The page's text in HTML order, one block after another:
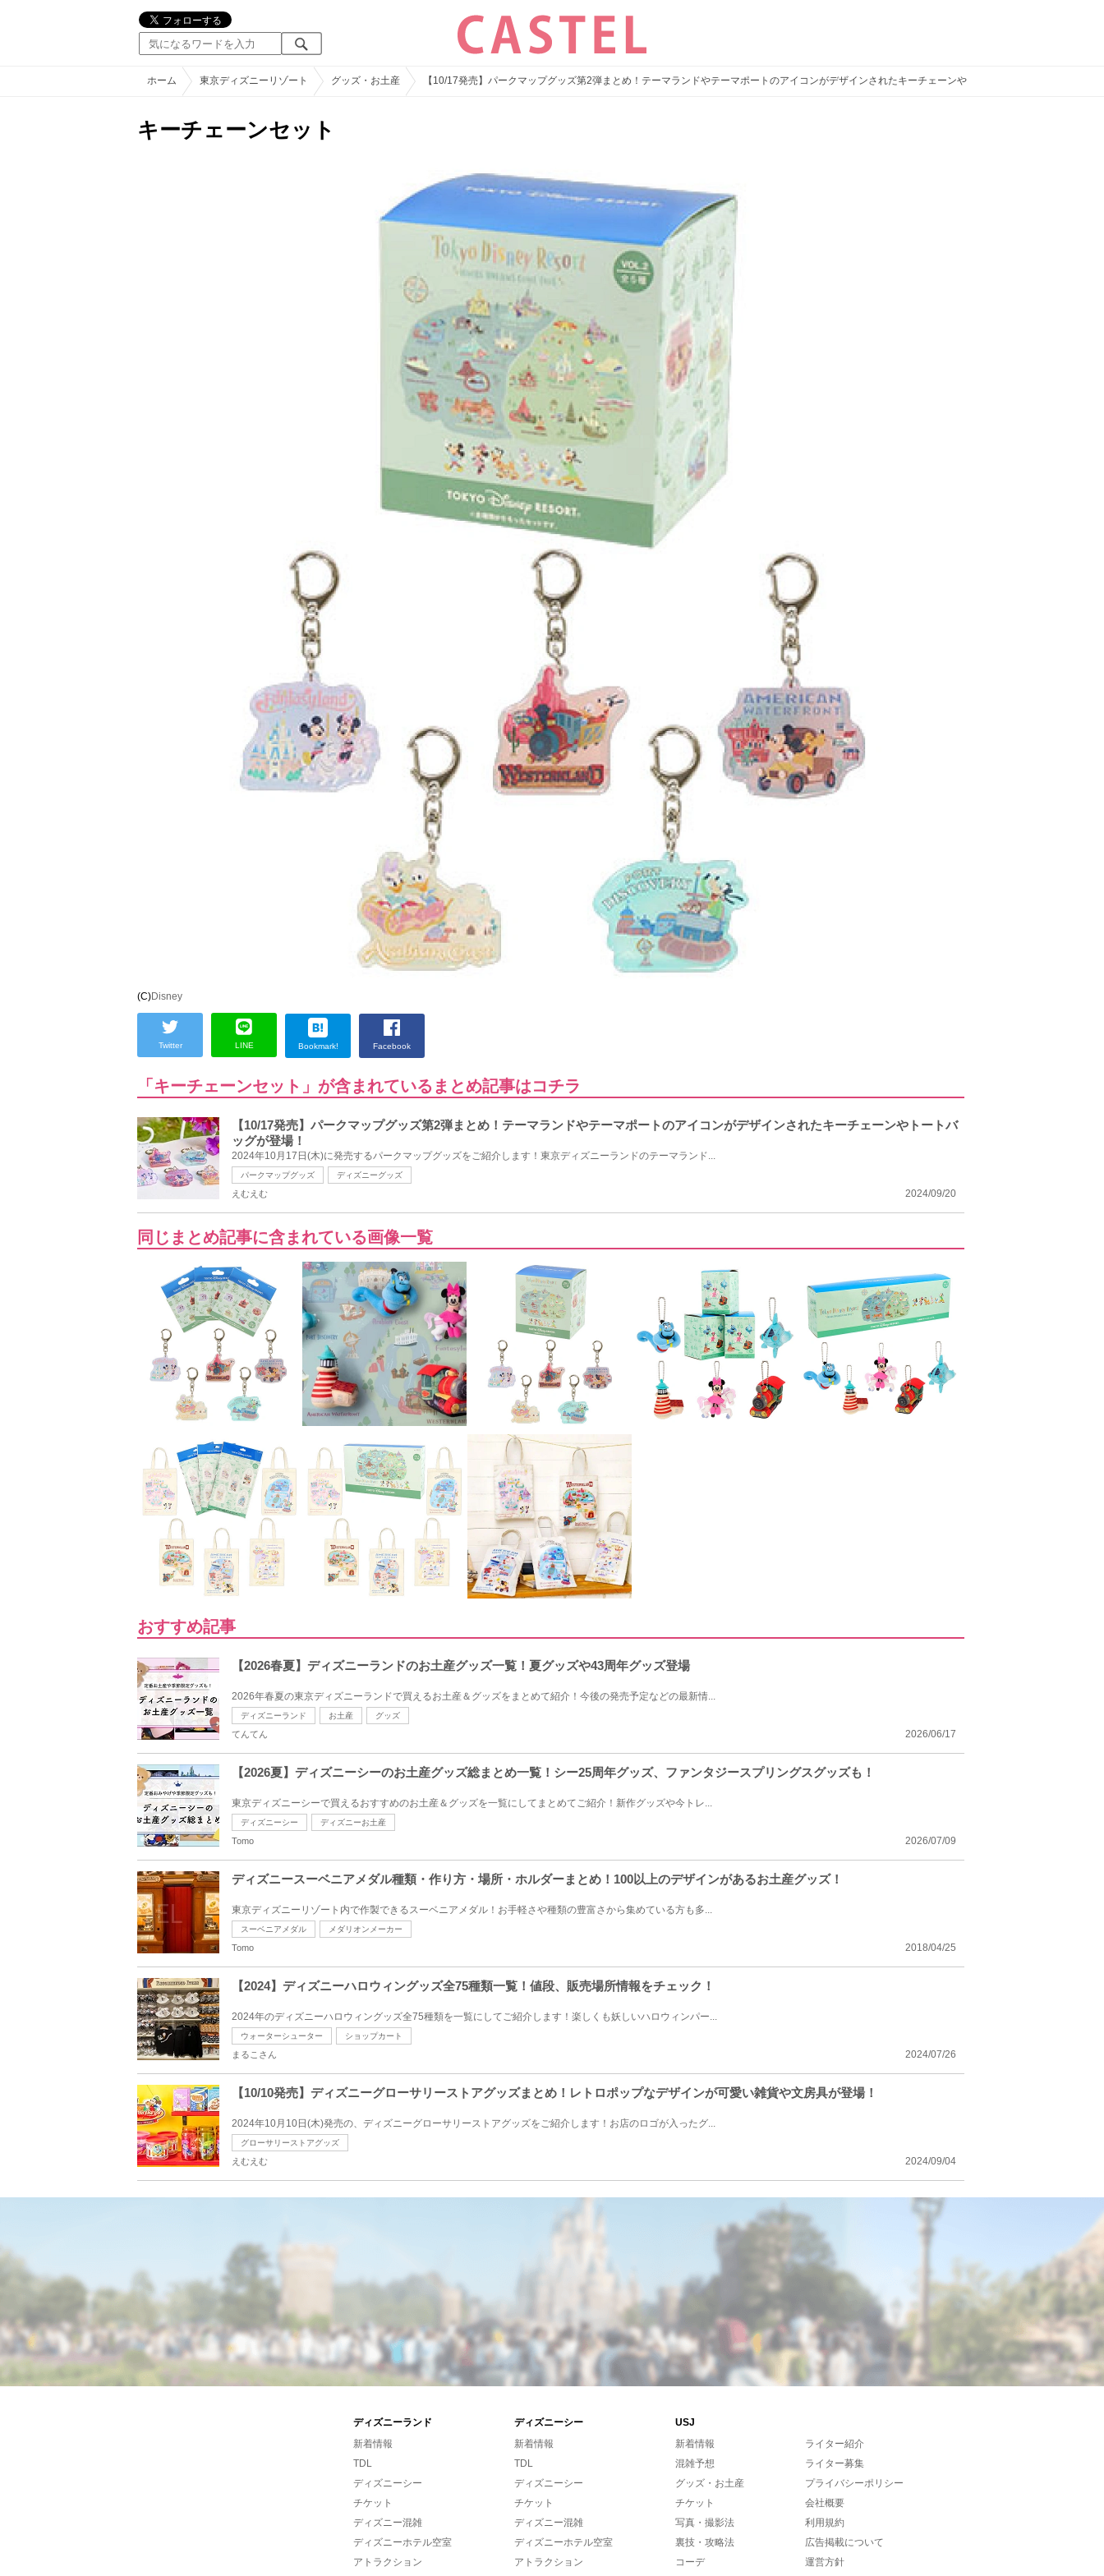
ホーム 東京ディズニーリゾート グッズ・お土産 【10/17発売】パークマップグッズ第2弾まとめ！テーマランドやテーマポートのアイコンがデザインされたキーチェーンやトートバッグが登場！
キーチェーンセット
(C)Disney
Twitter LINE Bookmark! Facebook
「キーチェーンセット」が含まれているまとめ記事はコチラ
【10/17発売】パークマップグッズ第2弾まとめ！テーマランドやテーマポートのアイコンがデザインされたキーチェーンやトートバ
ッグが登場！
2024年10月17日(木)に発売するパークマップグッズをご紹介します！東京ディズニーランドのテーマランド...
パークマップグッズ ディズニーグッズ
2024/09/20
えむえむ
同じまとめ記事に含まれている画像一覧
おすすめ記事
【2026春夏】ディズニーランドのお土産グッズ一覧！夏グッズや43周年グッズ登場
2026年春夏の東京ディズニーランドで買えるお土産＆グッズをまとめて紹介！今後の発売予定などの最新情...
ディズニーランド お土産 グッズ
2026/06/17
てんてん
【2026夏】ディズニーシーのお土産グッズ総まとめ一覧！シー25周年グッズ、ファンタジースプリングスグッズも！
東京ディズニーシーで買えるおすすめのお土産＆グッズを一覧にしてまとめてご紹介！新作グッズや今トレ...
ディズニーシー ディズニーお土産
2026/07/09
Tomo
ディズニースーベニアメダル種類・作り方・場所・ホルダーまとめ！100以上のデザインがあるお土産グッズ！
東京ディズニーリゾート内で作製できるスーベニアメダル！お手軽さや種類の豊富さから集めている方も多...
スーベニアメダル メダリオンメーカー
2018/04/25
Tomo
【2024】ディズニーハロウィングッズ全75種類一覧！値段、販売場所情報をチェック！
2024年のディズニーハロウィングッズ全75種類を一覧にしてご紹介します！楽しくも妖しいハロウィンパー...
ウォーターシューター ショップカート
2024/07/26
まるこさん
【10/10発売】ディズニーグローサリーストアグッズまとめ！レトロポップなデザインが可愛い雑貨や文房具が登場！
2024年10月10日(木)発売の、ディズニーグローサリーストアグッズをご紹介します！お店のロゴが入ったグ...
グローサリーストアグッズ
2024/09/04
えむえむ
ディズニーランド ディズニーシー
USJ
新着情報
TDL
ディズニーシー
チケット
ディズニー混雑
ディズニーホテル空室
アトラクション
新着情報
TDL
ディズニーシー
チケット
ディズニー混雑
ディズニーホテル空室
アトラクション
新着情報
混雑予想
グッズ・お土産
チケット
写真・撮影法
裏技・攻略法
コーデ
ライター紹介
ライター募集
プライバシーポリシー
会社概要
利用規約
広告掲載について
運営方針